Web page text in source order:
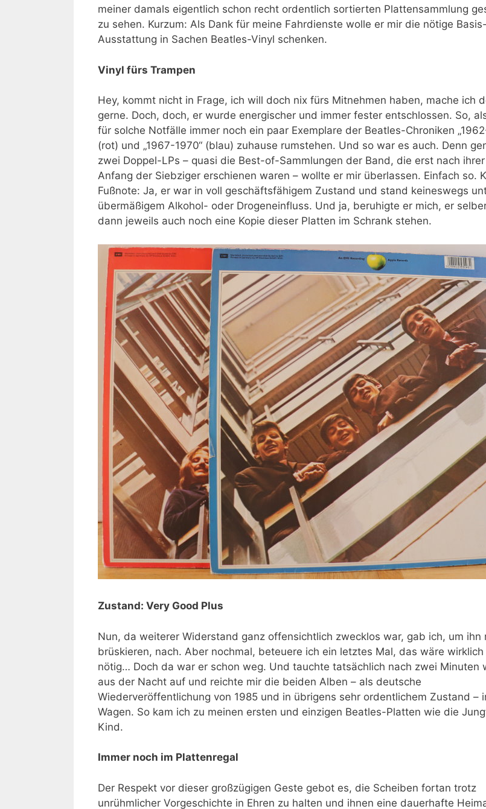
meiner damals eigentlich schon recht ordentlich sortierten Plattensammlung
zu sehen. Kurzum: Als Dank für meine Fahrdienste wolle er mir die nötige Basis-
Ausstattung in Sachen Beatles-Vinyl schenken.
Vinyl fürs Trampen
Hey, kommt nicht in Frage, ich will doch nix fürs Mitnehmen haben, mache ich
gerne. Doch, doch, er wurde energischer und immer fester entschlossen. So,
für solche Notfälle immer noch ein paar Exemplare der Beatles-Chroniken
(rot) und „1967-1970“ (blau) zuhause rumstehen. Und so war es auch. Denn
zwei Doppel-LPs – quasi die Best-of-Sammlungen der Band, die erst nach
Anfang der Siebziger erschienen waren – wollte er mir überlassen. Einfach so.
Fußnote: Ja, er war in voll geschäftsfähigem Zustand und stand keineswegs
übermäßigem Alkohol- oder Drogeneinfluss. Und ja, beruhigte er mich, er
dann jeweils auch noch eine Kopie dieser Platten im Schrank stehen.
Zustand: Very Good Plus
Nun, da weiterer Widerstand ganz offensichtlich zwecklos war, gab ich, um ihn
brüskieren, nach. Aber nochmal, beteuere ich ein letztes Mal, das wäre
nötig… Doch da war er schon weg. Und tauchte tatsächlich nach zwei Minuten
aus der Nacht auf und reichte mir die beiden Alben – als deutsche
Wiederveröffentlichung von 1985 und in übrigens sehr ordentlichem Zustand –
Wagen. So kam ich zu meinen ersten und einzigen Beatles-Platten wie die
Kind.
Immer noch im Plattenregal
Der Respekt vor dieser großzügigen Geste gebot es, die Scheiben fortan trotz
unrühmlicher Vorgeschichte in Ehren zu halten und ihnen eine dauerhafte